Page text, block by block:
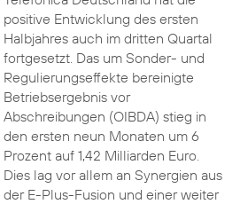
positive Entwicklung des ersten
Halbjahres auch im dritten Quartal
fortgesetzt. Das um Sonder- und
Regulierungseffekte bereinigte
Betriebsergebnis vor
Abschreibungen (OIBDA) stieg in
den ersten neun Monaten um 6
Prozent auf 1,42 Milliarden Euro.
Dies lag vor allem an Synergien aus
der E-Plus-Fusion und einer weiter